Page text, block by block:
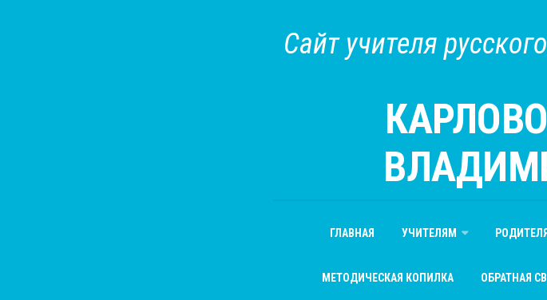
Сайт учителя
ГЛАВНАЯ УЧИТЕЛЯМ
МЕТОДИЧЕСКАЯ КОПИЛКА ОБРАТНАЯ